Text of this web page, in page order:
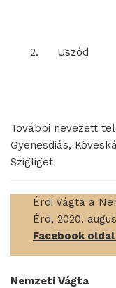
2. Uszód
További nevezett
Gyenesdiás,
Szigliget
Érdi Vágta a
Érd, 2020.
Facebook oldal
Nemzeti Vágta